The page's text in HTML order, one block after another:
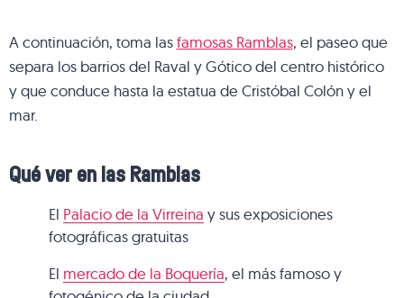
A continuación, toma lasfamosas Ramblas, el paseo que
separa los barrios del Raval y Gótico del centro histórico
y que conduce hasta la estatua de Cristóbal Colón y el
mar.
Qué ver en las Ramblas
El Palacio de la Virreina y sus exposiciones
fotográficas gratuitas
El mercado de la Boquería, el más famoso y